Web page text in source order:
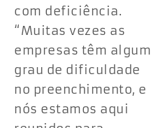
com deficiência.
“Muitas vezes as
empresas têm algum
grau de dificuldade
no preenchimento, e
nós estamos aqui